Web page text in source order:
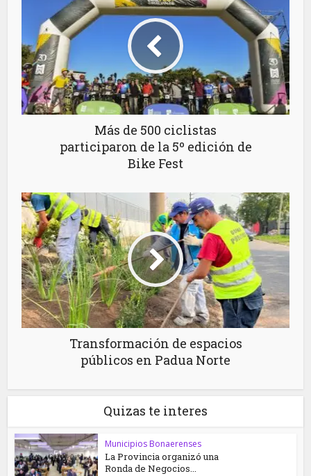
Más de 500 ciclistas
participaron de la 5º edición de
Bike Fest
Transformación de espacios
públicos en Padua Norte
Quizas te interes
Municipios Bonaerenses
La Provincia organizó una
Ronda de Negocios...